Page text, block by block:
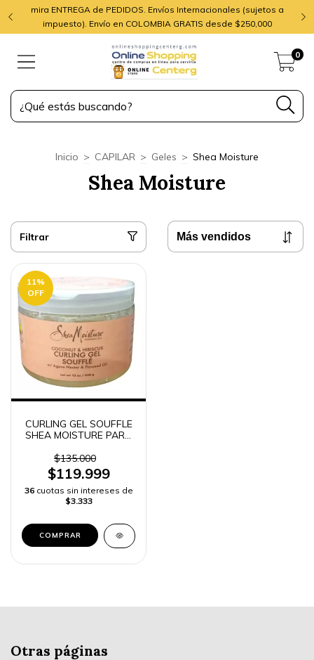
mira ENTREGA de PEDIDOS. Envíos Internacionales (sujetos a
impuesto). Envío en COLOMBIA GRATIS desde $250,000
0
Inicio > CAPILAR > Geles > Shea Moisture
Shea Moisture
Filtrar
11%
OFF
CURLING GEL SOUFFLE
SHEA MOISTURE PARA
$135.000
$119.999
36 cuotas sin intereses de
$3.333
Otras páginas